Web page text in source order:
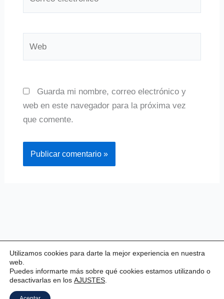
Guarda mi nombre, correo electrónico y
web en este navegador para la próxima vez
que comente.
Copyright © 2026 Valladolid Club Esgrima
Utilizamos cookies para darte la mejor experiencia en nuestra
web.
Puedes informarte más sobre qué cookies estamos utilizando o
desactivarlas en los AJUSTES